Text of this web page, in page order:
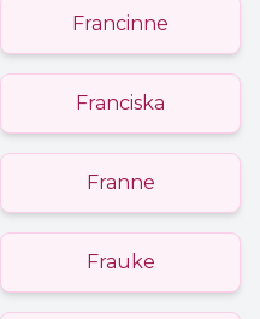
Francinne
Franciska
Franne
Frauke